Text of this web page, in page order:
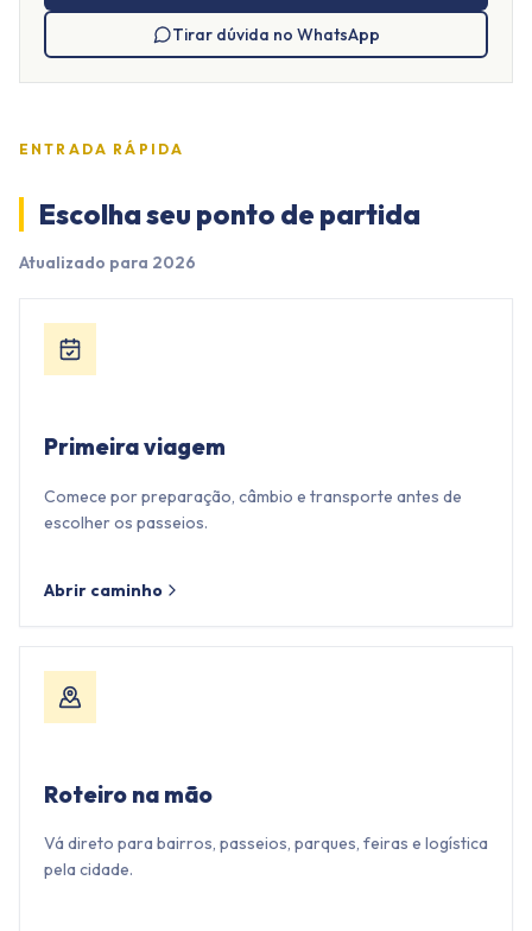
Tirar dúvida no WhatsApp
ENTRADA RÁPIDA
Escolha seu ponto de partida
Atualizado para 2026
Primeira viagem
Comece por preparação, câmbio e transporte antes de
escolher os passeios.
Abrir caminho
Roteiro na mão
Vá direto para bairros, passeios, parques, feiras e logística
pela cidade.